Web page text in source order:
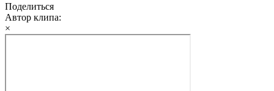
Поделиться
Автор клипа:
×